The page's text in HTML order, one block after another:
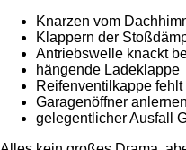
Knarzen vom
Klappern der
Antriebswelle knackt
hängende Ladeklappe
Reifenventilkappe fehlt
Garagenöffner
gelegentlicher Ausfall